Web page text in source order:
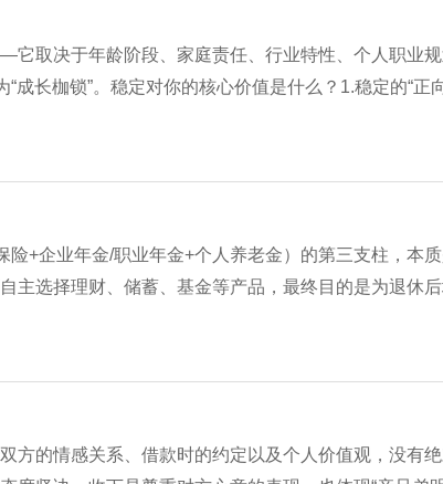
取决于年龄阶段、家庭责任、行业特性、个人职业规
成长枷锁”。稳定对你的核心价值是什么？1.稳定的“正
险+企业年金/职业年金+个人养老金）的第三支柱，本
选择理财、储蓄、基金等产品，最终目的是为退休
方的情感关系、借款时的约定以及个人价值观，没有